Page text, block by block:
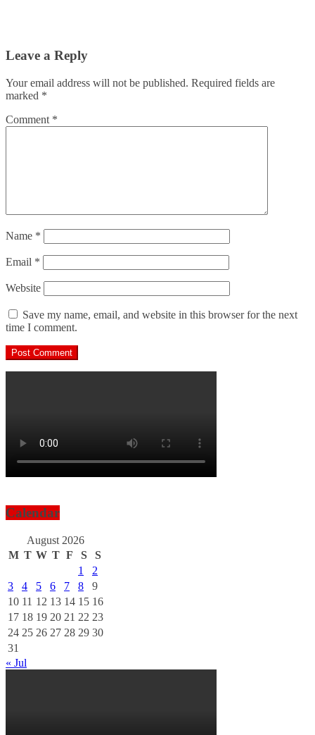
Leave a Reply
Your email address will not be published. Required fields are
marked *
Comment *
Name *
Email *
Website
Save my name, email, and website in this browser for the next
time I comment.
Calendar
August 2026
M T W T F S
S
1
2
3
4 5 6 7 8
9
10 11 12 13 14 15 16
17 18 19 20 21 22 23
24 25 26 27 28 29 30
31
« Jul